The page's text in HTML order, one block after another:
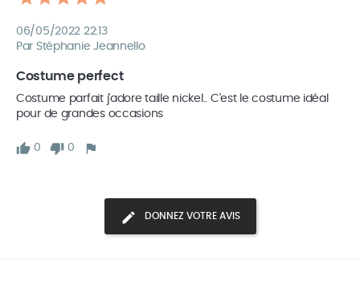
06/05/2022 22:13
Par Stéphanie Jeannello
Costume perfect
Costume parfait j'adore taille nickel.. C'est le costume idéal
pour de grandes occasions
0 0
DONNEZ VOTRE AVIS